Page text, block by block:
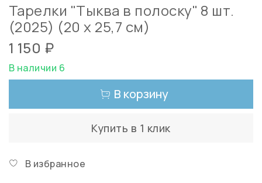
Тарелки "Тыква в полоску" 8 шт.
(2025) (20 х 25,7 см)
1 150 ₽
В наличии 6
В корзину
Купить в 1 клик
В избранное